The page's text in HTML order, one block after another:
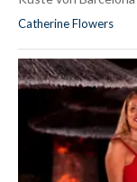
Catherine Flowers